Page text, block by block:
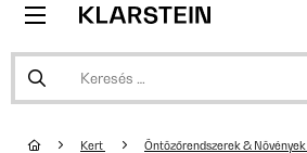
Kert Öntözőrendszerek & Növények